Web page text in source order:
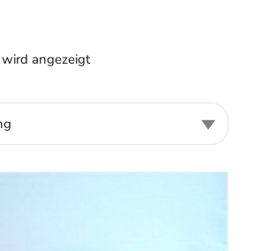
angezeigt